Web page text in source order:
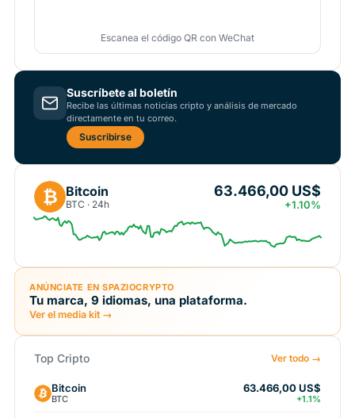
Escanea el código QR con WeChat
Suscríbete al boletín
Recibe las últimas noticias cripto y análisis de mercado
directamente en tu correo.
Suscribirse
₿ Bitcoin
BTC · 24h
63.466,00 US$
+1.10%
ANÚNCIATE EN SPAZIOCRYPTO
Tu marca, 9 idiomas, una plataforma.
Ver el media kit →
Top Cripto Ver todo →
Bitcoin
BTC
63.466,00 US$
+1.1%